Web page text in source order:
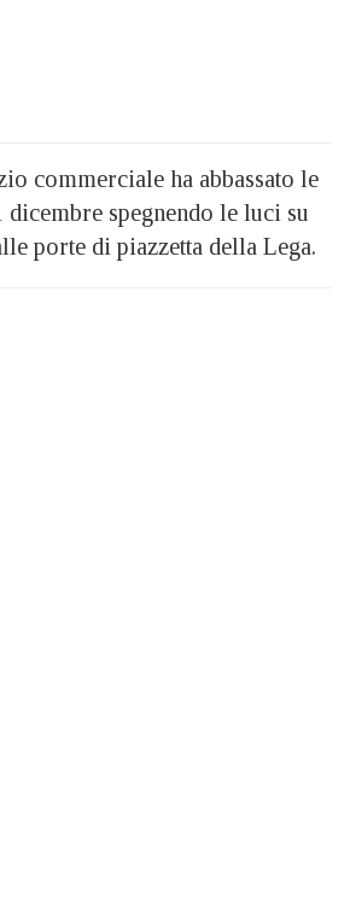
commerciale ha abbassato le
dicembre spegnendo le luci su
porte di piazzetta della Lega.